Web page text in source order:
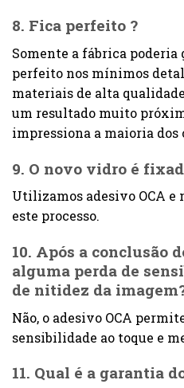
8. Fica perfeito ?
Somente a fábrica
perfeito nos mínimos
materiais de alta
um resultado muito
impressiona a maioria dos
9. O novo vidro é
Utilizamos adesivo OCA e
este processo.
10. Após a conclusão
alguma perda de
de nitidez da
Não, o adesivo OCA
sensibilidade ao toque e
11. Qual é a garantia